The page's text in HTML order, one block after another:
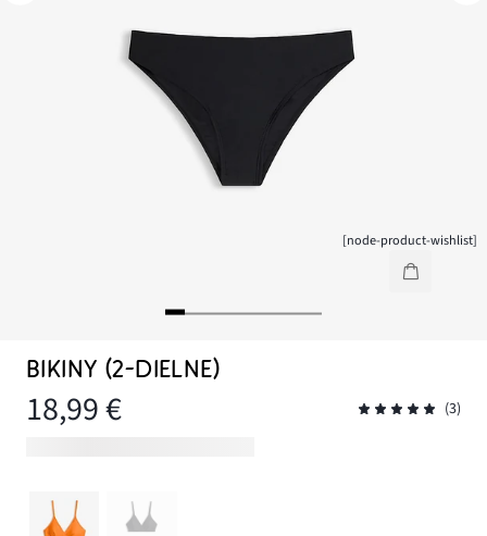
[node-product-wishlist]
BIKINY (2-DIELNE)
18,99 € (3)